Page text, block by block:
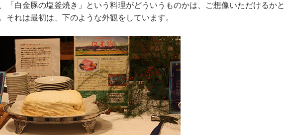
「白金豚の塩釜焼き」という料理がどういうものかは、ご想像いただけるかと
それは最初は、下のような外観をしています。